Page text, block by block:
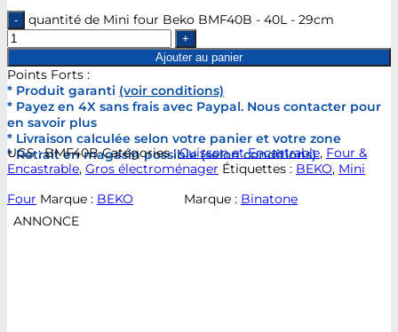
quantité de Mini four Beko BMF40B - 40L - 29cm
Ajouter au panier
Points Forts :
* Produit garanti (voir conditions)
* Payez en 4X sans frais avec Paypal. Nous contacter pour
en savoir plus
* Livraison calculée selon votre panier et votre zone
* Retrait en magasin possible (selon conditions)
UGS :BMF40B Catégories :Cuisson et Encastrable, Four &
Encastrable, Gros électroménager Étiquettes : BEKO, Mini
Four Marque : BEKO Marque : Binatone
ANNONCE